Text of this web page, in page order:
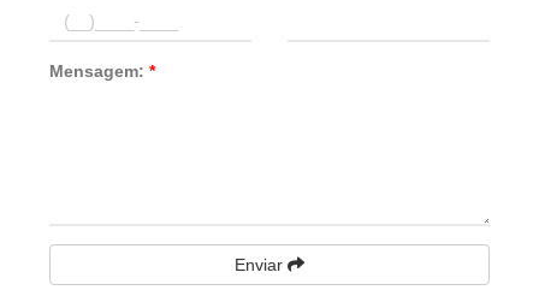
Mensagem:*
Enviar